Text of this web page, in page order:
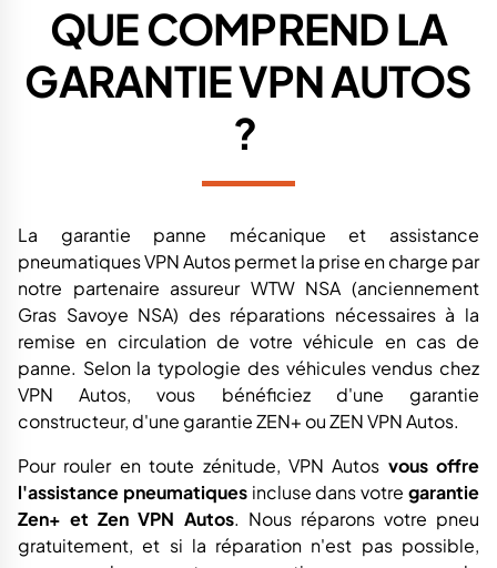
QUE COMPREND LA
GARANTIE VPN AUTOS
?
La garantie panne mécanique et assistance
pneumatiques VPN Autos permet la prise en charge par
notre partenaire assureur WTW NSA (anciennement
Gras Savoye NSA) des réparations nécessaires à la
remise en circulation de votre véhicule en cas de
panne. Selon la typologie des véhicules vendus chez
VPN Autos, vous bénéficiez d'une garantie
constructeur, d'une garantie ZEN+ ou ZEN VPN Autos.
Pour rouler en toute zénitude, VPN Autos vous offre
l'assistance pneumatiquesincluse dans votregarantie
Zen+ et Zen VPN Autos. Nous réparons votre pneu
gratuitement, et si la réparation n'est pas possible,